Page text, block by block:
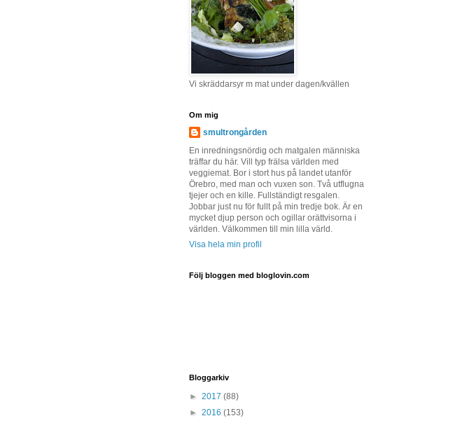
Vi skräddarsyr m mat under dagen/kvällen
Om mig
smultrongården
En inredningsnördig och matgalen människa
träffar du här. Vill typ frälsa världen med
veggiemat. Bor i stort hus på landet utanför
Örebro, med man och vuxen son. Två utflugna
tjejer och en kille. Fullständigt resgalen.
Jobbar just nu för fullt på min tredje bok. Är en
mycket djup person och ogillar orättvisorna i
världen. Välkommen till min lilla värld.
Visa hela min profil
Följ bloggen med bloglovin.com
Bloggarkiv
► 2017 (88)
► 2016 (153)